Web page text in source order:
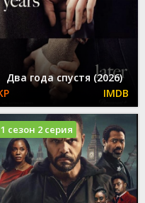
Два года спустя (2026)
1 сезон 2 серия